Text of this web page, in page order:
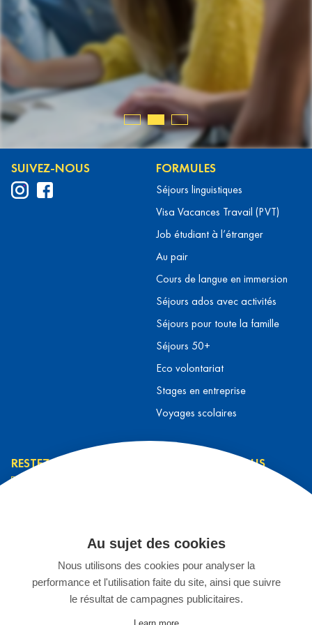
01.22
SUIVEZ-NOUS FORMULES
Séjours linguistiques
Visa Vacances Travail (PVT)
Job étudiant à l’étranger
Au pair
Cours de langue en immersion
Séjours ados avec activités
Séjours pour toute la famille
Séjours 50+
Eco volontariat
Stages en entreprise
Voyages scolaires
RESTEZ INFORMÉ
confidentialité *
JE M'INSCRIS
CONTACTEZ-NOUS
S'inscrire à un séjour
Espace Enseignants
Stage chez L&T
02 899 75 15
Au sujet des cookies
Nous utilisons des cookies pour analyser la
performance et l'utilisation faite du site, ainsi que suivre
le résultat de campagnes publicitaires.